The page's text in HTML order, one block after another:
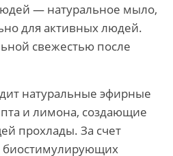
— натуральное мыло,
для активных людей.
свежестью после
натуральные эфирные
и лимона, создающие
прохлады. За счет
биостимулирующих